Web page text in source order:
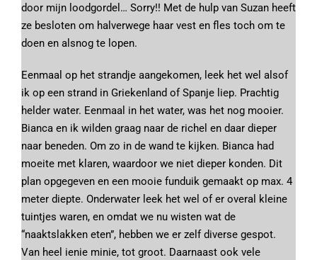
door mijn loodgordel… Sorry!! Met de hulp van Suzan heeft
ze besloten om halverwege haar vest en fles toch om te
doen en alsnog te lopen.
Eenmaal op het strandje aangekomen, leek het wel alsof
ik op een strand in Griekenland of Spanje liep. Prachtig
helder water. Eenmaal in het water, was het nog mooier.
Bianca en ik wilden graag naar de richel en daar dieper
naar beneden. Om zo in de wand te kijken. Bianca had
moeite met klaren, waardoor we niet dieper konden. Dit
plan opgegeven en een mooie funduik gemaakt op max. 4
meter diepte. Onderwater leek het wel of er overal kleine
tuintjes waren, en omdat we nu wisten wat de
“naaktslakken eten”, hebben we er zelf diverse gespot.
Van heel ienie minie, tot groot. Daarnaast ook vele